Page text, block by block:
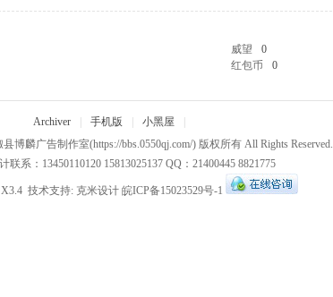
威望
0
红包币 0
Archiver 手机版 小黑屋
县博麟广告制作室(https://bbs.0550qj.com/) 版权所有 All Rights Reserved.
联系：13450110120 15813025137 QQ：21400445 8821775
X3.4 技术支持: 克米设计 皖ICP备15023529号-1